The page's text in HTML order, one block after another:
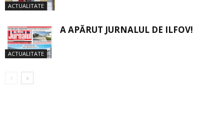
ACTUALITATE
ACTUALITATE
A APĂRUT JURNALUL DE ILFOV!